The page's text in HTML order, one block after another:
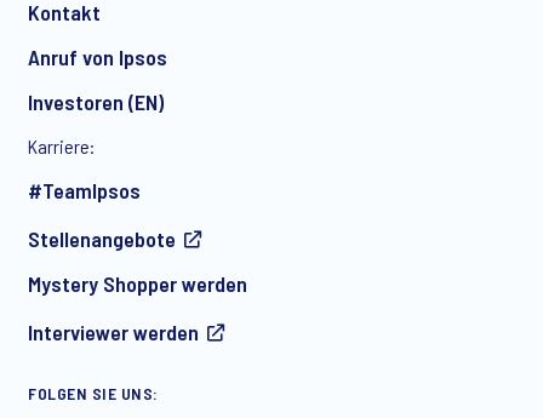
Kontakt
Anruf von Ipsos
Investoren (EN)
Karriere:
#TeamIpsos
Stellenangebote
Mystery Shopper werden
Interviewer werden
FOLGEN SIE UNS: